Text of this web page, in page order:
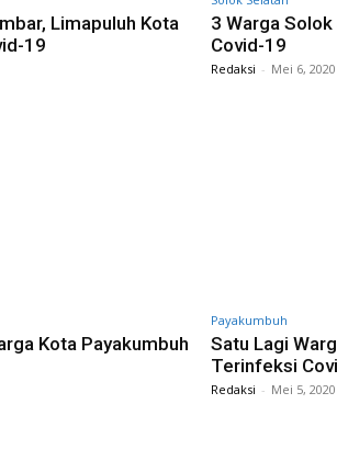
Limapuluh Kota
19
3 Warga
Covid-19
Redaksi - Mei 6, 2020
Kota Payakumbuh
Payakumbuh
Satu Lagi
Terinfeksi
Redaksi - Mei 5, 2020